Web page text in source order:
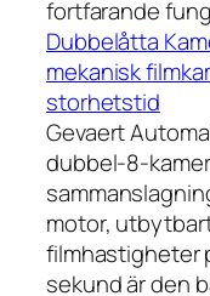
fortfarande
Dubbelåtta
mekanisk
storhetstid
Gevaert
dubbel-8-
motor,
filmhastigheter
sekund är den